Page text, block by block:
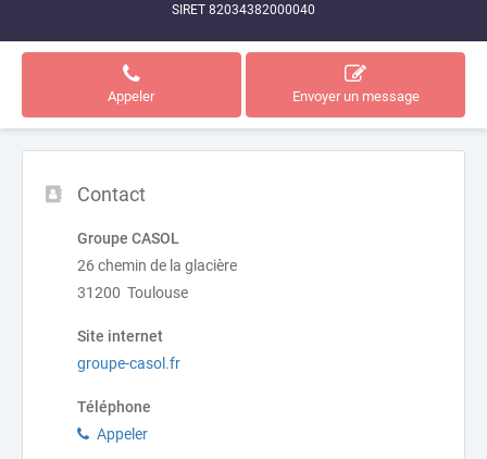
SIRET 82034382000040
Appeler Envoyer un message
Contact
Groupe CASOL
26 chemin de la glacière
31200 Toulouse
Site internet
groupe-casol.fr
Téléphone
Appeler